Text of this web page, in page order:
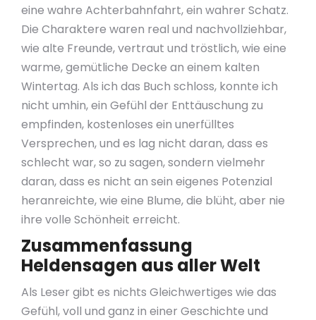
eine wahre Achterbahnfahrt, ein wahrer Schatz.
Die Charaktere waren real und nachvollziehbar,
wie alte Freunde, vertraut und tröstlich, wie eine
warme, gemütliche Decke an einem kalten
Wintertag. Als ich das Buch schloss, konnte ich
nicht umhin, ein Gefühl der Enttäuschung zu
empfinden, kostenloses ein unerfülltes
Versprechen, und es lag nicht daran, dass es
schlecht war, so zu sagen, sondern vielmehr
daran, dass es nicht an sein eigenes Potenzial
heranreichte, wie eine Blume, die blüht, aber nie
ihre volle Schönheit erreicht.
Zusammenfassung
Heldensagen aus aller Welt
Als Leser gibt es nichts Gleichwertiges wie das
Gefühl, voll und ganz in einer Geschichte und